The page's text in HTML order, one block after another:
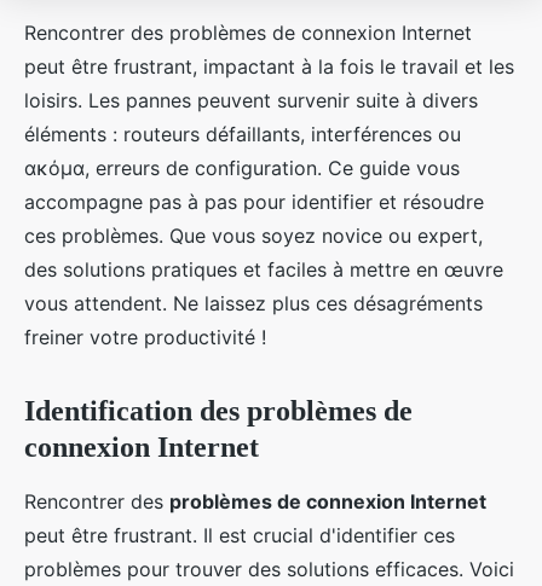
Rencontrer des problèmes de connexion Internet
peut être frustrant, impactant à la fois le travail et les
loisirs. Les pannes peuvent survenir suite à divers
éléments : routeurs défaillants, interférences ou
ακόμα, erreurs de configuration. Ce guide vous
accompagne pas à pas pour identifier et résoudre
ces problèmes. Que vous soyez novice ou expert,
des solutions pratiques et faciles à mettre en œuvre
vous attendent. Ne laissez plus ces désagréments
freiner votre productivité !
Identification des problèmes de
connexion Internet
Rencontrer des problèmes de connexion Internet
peut être frustrant. Il est crucial d'identifier ces
problèmes pour trouver des solutions efficaces. Voici